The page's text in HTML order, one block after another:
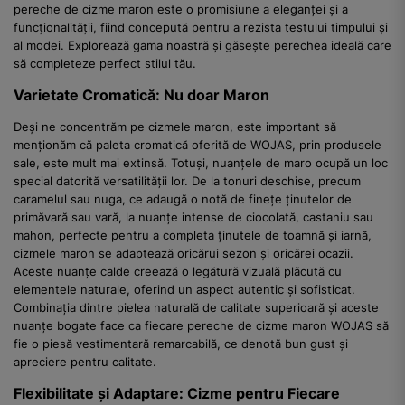
pereche de cizme maron este o promisiune a eleganței și a
funcționalității, fiind concepută pentru a rezista testului timpului și
al modei. Explorează gama noastră și găsește perechea ideală care
să completeze perfect stilul tău.
Varietate Cromatică: Nu doar Maron
Deși ne concentrăm pe cizmele maron, este important să
menționăm că paleta cromatică oferită de WOJAS, prin produsele
sale, este mult mai extinsă. Totuși, nuanțele de maro ocupă un loc
special datorită versatilității lor. De la tonuri deschise, precum
caramelul sau nuga, ce adaugă o notă de finețe ținutelor de
primăvară sau vară, la nuanțe intense de ciocolată, castaniu sau
mahon, perfecte pentru a completa ținutele de toamnă și iarnă,
cizmele maron se adaptează oricărui sezon și oricărei ocazii.
Aceste nuanțe calde creează o legătură vizuală plăcută cu
elementele naturale, oferind un aspect autentic și sofisticat.
Combinația dintre pielea naturală de calitate superioară și aceste
nuanțe bogate face ca fiecare pereche de cizme maron WOJAS să
fie o piesă vestimentară remarcabilă, ce denotă bun gust și
apreciere pentru calitate.
Flexibilitate și Adaptare: Cizme pentru Fiecare